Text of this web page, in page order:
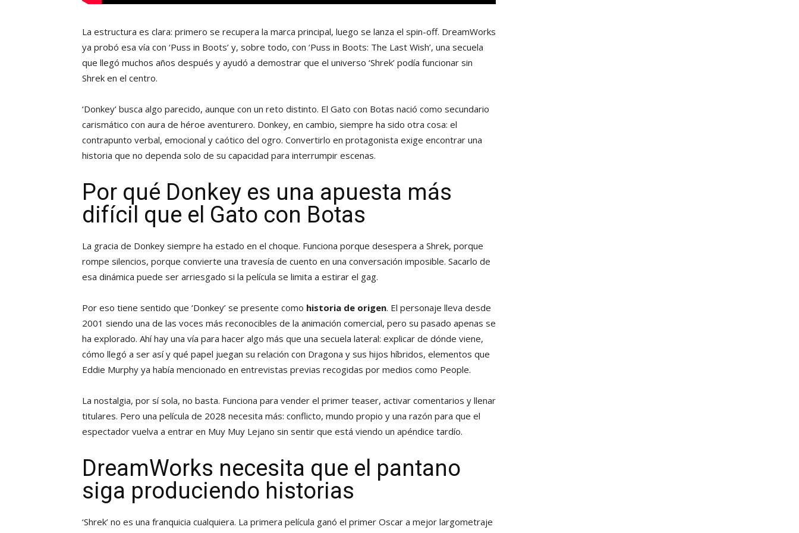
La estructura es clara: primero se recupera la marca principal, luego se lanza el spin-off. DreamWorks
ya probó esa vía con ‘Puss in Boots’ y, sobre todo, con ‘Puss in Boots: The Last Wish’, una secuela
que llegó muchos años después y ayudó a demostrar que el universo ‘Shrek’ podía funcionar sin
Shrek en el centro.
‘Donkey’ busca algo parecido, aunque con un reto distinto. El Gato con Botas nació como secundario
carismático con aura de héroe aventurero. Donkey, en cambio, siempre ha sido otra cosa: el
contrapunto verbal, emocional y caótico del ogro. Convertirlo en protagonista exige encontrar una
historia que no dependa solo de su capacidad para interrumpir escenas.
Por qué Donkey es una apuesta más
difícil que el Gato con Botas
La gracia de Donkey siempre ha estado en el choque. Funciona porque desespera a Shrek, porque
rompe silencios, porque convierte una travesía de cuento en una conversación imposible. Sacarlo de
esa dinámica puede ser arriesgado si la película se limita a estirar el gag.
Por eso tiene sentido que ‘Donkey’ se presente como historia de origen. El personaje lleva desde
2001 siendo una de las voces más reconocibles de la animación comercial, pero su pasado apenas se
ha explorado. Ahí hay una vía para hacer algo más que una secuela lateral: explicar de dónde viene,
cómo llegó a ser así y qué papel juegan su relación con Dragona y sus hijos híbridos, elementos que
Eddie Murphy ya había mencionado en entrevistas previas recogidas por medios como People.
La nostalgia, por sí sola, no basta. Funciona para vender el primer teaser, activar comentarios y llenar
titulares. Pero una película de 2028 necesita más: conflicto, mundo propio y una razón para que el
espectador vuelva a entrar en Muy Muy Lejano sin sentir que está viendo un apéndice tardío.
DreamWorks necesita que el pantano
siga produciendo historias
‘Shrek’ no es una franquicia cualquiera. La primera película ganó el primer Oscar a mejor largometraje